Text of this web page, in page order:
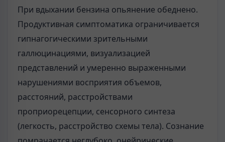
При вдыхании бензина опьянение обеднено.
Продуктивная симптоматика ограничивается
гипнагогическими зрительными
галлюцинациями, визуализа­цией
представлений и умеренно выраженными
нарушениями восприятия объе­мов,
расстояний, расстройствами
проприорецепции, сенсорного синтеза
(легкость, расстройство схемы тела). Сознание